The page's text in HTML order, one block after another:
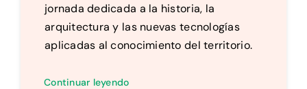
jornada dedicada a la historia, la
arquitectura y las nuevas tecnologías
aplicadas al conocimiento del territorio.
Continuar leyendo